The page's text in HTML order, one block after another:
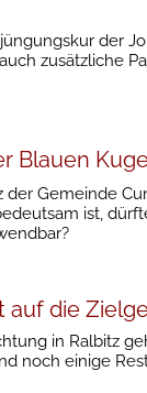
der
zusätzliche
Blauen
der Gemeinde
ist,
auf die
in Ralbitz
noch einige